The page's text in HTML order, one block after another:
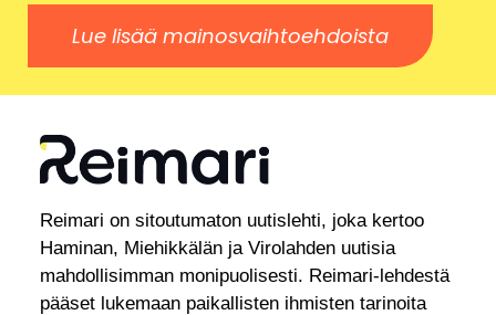
Lue lisää mainosvaihtoehdoista
Reimari on sitoutumaton uutislehti, joka kertoo
Haminan, Miehikkälän ja Virolahden uutisia
mahdollisimman monipuolisesti. Reimari-lehdestä
pääset lukemaan paikallisten ihmisten tarinoita